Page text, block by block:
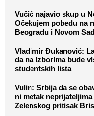
Vučić najavio skup u
Očekujem pobedu na
Beogradu i Novom
Vladimir Đukanović:
da na izborima bude
studentskih lista
Vulin: Srbija da se
ni metak
Zelenskog pritisak